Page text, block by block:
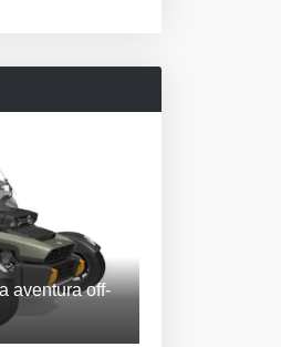
aventura off-